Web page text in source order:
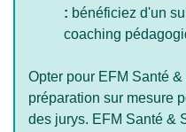
: bénéficiez d'un
coaching
Opter pour EFM Santé
préparation sur mesure
des jurys. EFM Santé &